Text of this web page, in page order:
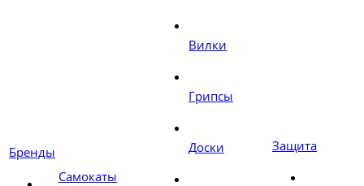
Бренды
Самокаты
Вилки
Грипсы
Доски Защита